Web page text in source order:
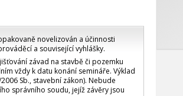
novelizován a účinnosti
a související vyhlášky.
závad na stavbě či pozemku
vždy k datu konání semináře. Výklad
Sb., stavební zákon). Nebude
správního soudu, jejíž závěry jsou